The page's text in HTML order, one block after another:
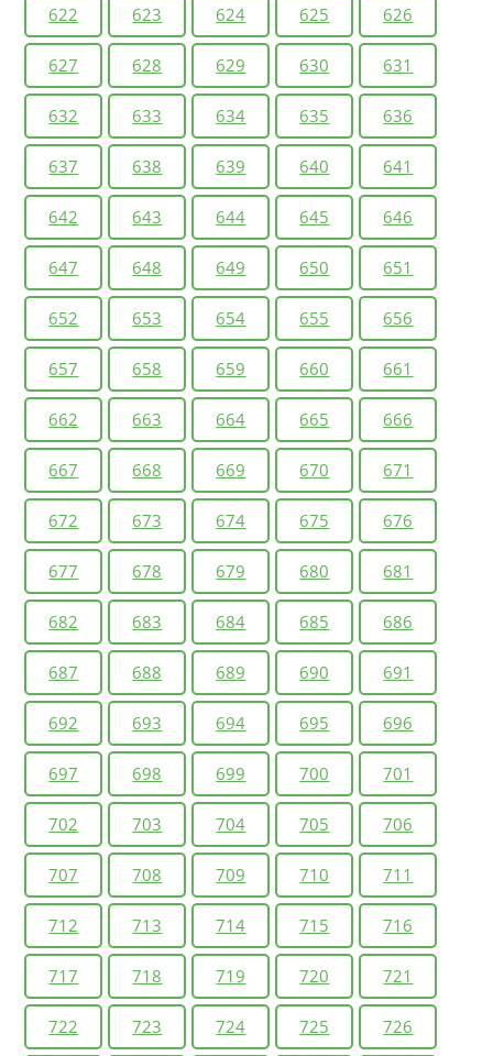
622 623 624 625 626
627 628 629 630 631
632 633 634 635 636
637 638 639 640 641
642 643 644 645 646
647 648 649 650 651
652 653 654 655 656
657 658 659 660 661
662 663 664 665 666
667 668 669 670 671
672 673 674 675 676
677 678 679 680 681
682 683 684 685 686
687 688 689 690 691
692 693 694 695 696
697 698 699 700 701
702 703 704 705 706
707 708 709 710 711
712 713 714 715 716
717 718 719 720 721
722 723 724 725 726